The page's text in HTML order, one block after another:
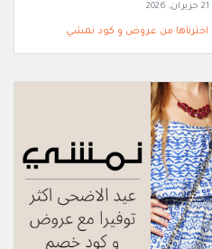
21 حزيران, 2026